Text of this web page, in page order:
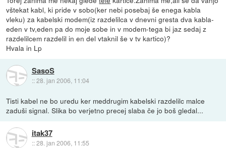
vštekat kabl, ki pride v sobo(ker nebi posebaj še enega kabla
vleku) za kabelski modem(iz razdelilca v dnevni gresta dva kabla-
eden v tv,eden pa do moje sobe in v modem-tega bi jaz sedaj z
razdelilcem razdelil in en del vtaknil še v tv kartico)?
Hvala in Lp
SasoS
::28. jan 2006, 11:04
Tisti kabel ne bo uredu ker meddrugim kabelski razdelilc malce
zaduši signal. Slika bo verjetno precej slaba če jo boš gledal...
itak37
::28. jan 2006, 11:55